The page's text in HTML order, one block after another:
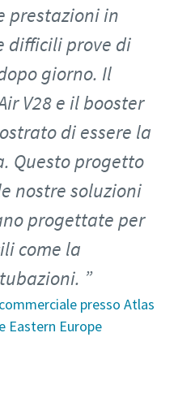
prestazioni in
difficili prove di
giorno. Il
V28 e il booster
di essere la
Questo progetto
nostre soluzioni
progettate per
come la
presso Atlas
Eastern Europe